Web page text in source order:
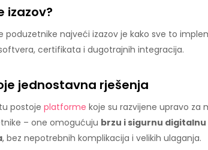
izazov?
poduzetnike najveći izazov je kako sve to
certifikata i dugotrajnih integracija.
jednostavna rješenja
postoje platforme koje su razvijene upravo za
– one omogućuju brzu i sigurnu
, bez nepotrebnih komplikacija i velikih ulaganja.